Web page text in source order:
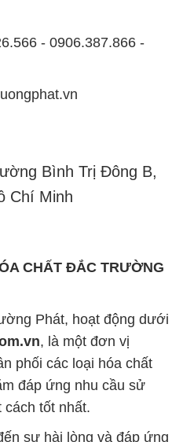
- 0906.387.866 -
Bình Trị Đông B,
Chí Minh
CHẤT ĐẮC TRƯỜNG
Phát, hoạt động dưới
, là một đơn vị
phối các loại hóa chất
đáp ứng nhu cầu sử
cách tốt nhất.
sự hài lòng và đáp ứng